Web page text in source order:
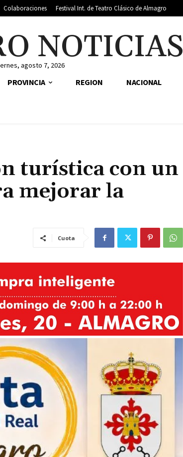
Colaboraciones Festival Int. de Teatro Clásico de Almagro
NOTICIAS
agosto 7, 2026
PROVINCIA REGION NACIONAL
turística con un
mejorar la
Cuota